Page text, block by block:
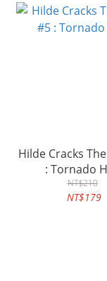
Hilde Cracks
: Tornado
NT$210
NT$179